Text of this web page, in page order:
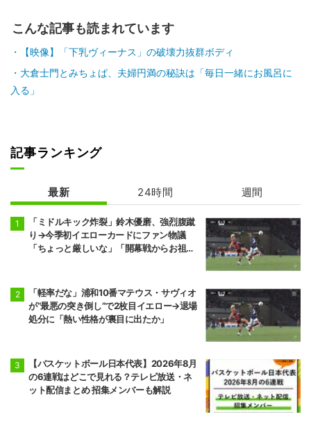
こんな記事も読まれています
【映像】「下乳ヴィーナス」の破壊力抜群ボディ
大倉士門とみちょぱ、夫婦円満の秘訣は「毎日一緒にお風呂に
入る」
記事ランキング
最新 24時間 週間
「ミドルキック炸裂」鈴木優磨、強烈腹蹴
り→今季初イエローカードにファン物議
「ちょっと厳しいな」「開幕戦からお祖母
「軽率だな」浦和10番マテウス・サヴィオ
が“最悪の突き倒し”で2枚目イエロー→退場
処分に「熱い性格が裏目に出たか」
【バスケットボール日本代表】2026年8月
の6連戦はどこで見れる？テレビ放送・ネ
ット配信まとめ 招集メンバーも解説